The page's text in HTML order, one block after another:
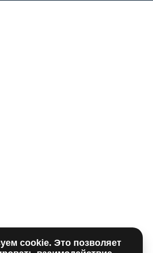
вы принимаете политику
cookie. Это позволяет